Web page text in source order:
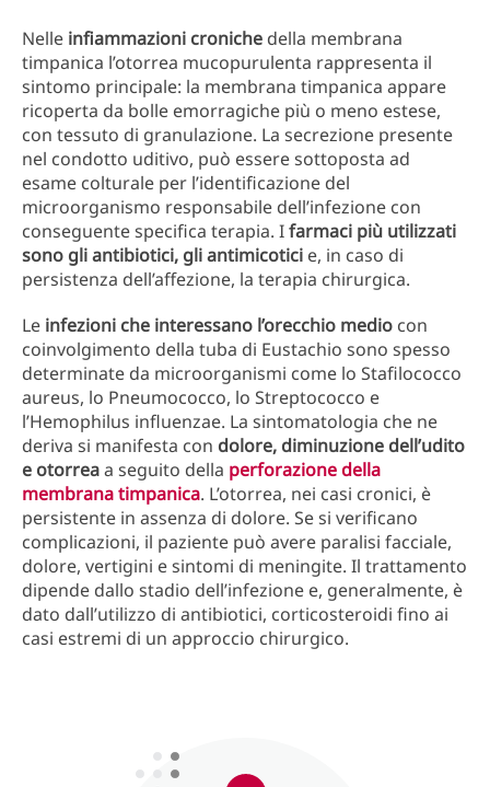
Nelle infiammazioni croniche della membrana
timpanica l’otorrea mucopurulenta rappresenta il
sintomo principale: la membrana timpanica appare
ricoperta da bolle emorragiche più o meno estese,
con tessuto di granulazione. La secrezione presente
nel condotto uditivo, può essere sottoposta ad
esame colturale per l’identificazione del
microorganismo responsabile dell’infezione con
conseguente specifica terapia. Ifarmaci più utilizzati
sono gli antibiotici, gli antimicotici e, in caso di
persistenza dell’affezione, la terapia chirurgica.
Le infezioni che interessano l’orecchio medio con
coinvolgimento della tuba di Eustachio sono spesso
determinate da microorganismi come lo Stafilococco
aureus, lo Pneumococco, lo Streptococco e
l’Hemophilus influenzae. La sintomatologia che ne
deriva si manifesta con dolore, diminuzione dell’udito
e otorreaa seguito della perforazione della
membrana timpanica. L’otorrea, nei casi cronici, è
persistente in assenza di dolore. Se si verificano
complicazioni, il paziente può avere paralisi facciale,
dolore, vertigini e sintomi di meningite. Il trattamento
dipende dallo stadio dell’infezione e, generalmente, è
dato dall’utilizzo di antibiotici, corticosteroidi fino ai
casi estremi di un approccio chirurgico.